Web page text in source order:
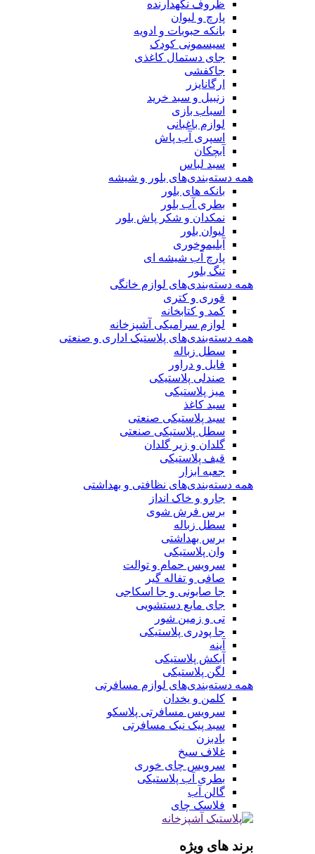
ظروف نگهدارنده
پارچ و لیوان
بانکه حبوبات و ادویه
سیسمونی کودک
جای دستمال کاغذی
جاکفشی
ارگانایزر
زنبیل و سبد خرید
اسباب بازی
لوازم باغبانی
اسپری آب پاش
آبچکان
سبد لباس
همه دسته‌بندی‌های بلور و شیشه
بانکه های بلور
بطری آب بلور
نمکدان و شکر پاش بلور
لیوان بلور
آبلیموخوری
پارچ آب شیشه ای
تنگ بلور
همه دسته‌بندی‌های لوازم خانگی
قوری و کتری
کمد و کتابخانه
لوازم سرامیکی آشپزخانه
همه دسته‌بندی‌های پلاستیک اداری و صنعتی
سطل زباله
فایل و دراور
صندلی پلاستیکی
میز پلاستیکی
سبد کاغذ
سبد پلاستیکی صنعتی
سطل پلاستیکی صنعتی
گلدان و زیر گلدان
قیف پلاستیکی
جعبه ابزار
همه دسته‌بندی‌های نظافتی و بهداشتی
جارو و خاک انداز
برس فرش شوی
سطل زباله
برس بهداشتی
وان پلاستیکی
سرویس حمام و توالت
صافی و تفاله گیر
جا صابونی و جا اسکاجی
جای مایع دستشویی
تی و زمین شور
جا پودری پلاستیکی
آینه
آبکش پلاستیکی
لگن پلاستیکی
همه دسته‌بندی‌های لوازم مسافرتی
کلمن و یخدان
سرویس مسافرتی پلاسکو
سبد پیک نیک مسافرتی
بادبزن
غلاف سیخ
سرویس چای خوری
بطری آب پلاستیکی
گالن آب
فلاسک چای
برند های ویژه